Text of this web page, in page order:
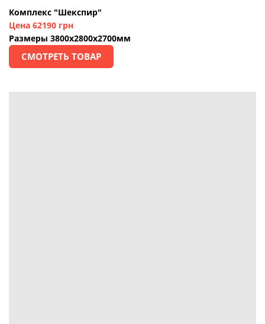
Комплекс "Шекспир"
Цена 62190 грн
Размеры 3800х2800х2700мм
СМОТРЕТЬ ТОВАР